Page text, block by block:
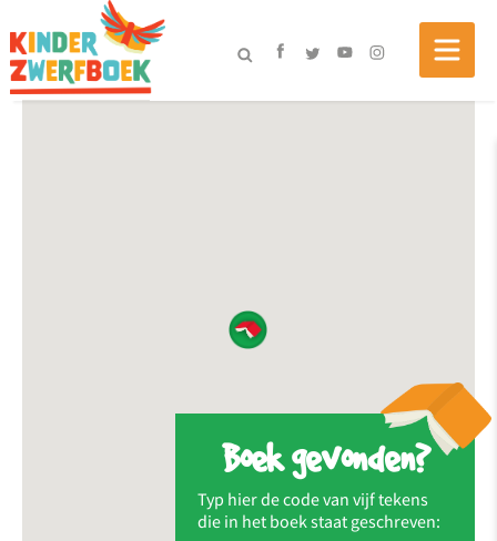
Boek gevonden?
Typ hier de code van vijf tekens
die in het boek staat geschreven: